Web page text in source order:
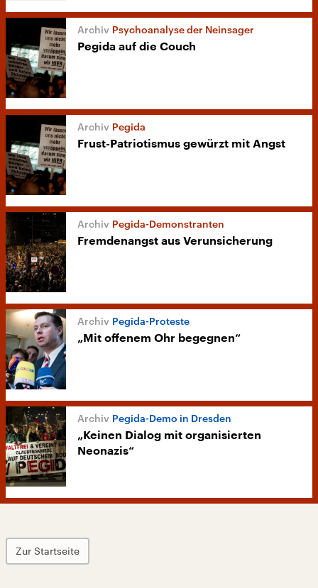
Psychoanalyse der Neinsager
Pegida auf die Couch
Pegida
Frust-Patriotismus gewürzt mit Angst
Pegida-Demonstranten
Fremdenangst aus Verunsicherung
Pegida-Proteste
„Mit offenem Ohr begegnen“
Pegida-Demo in Dresden
„Keinen Dialog mit organisierten
Neonazis“
Zur Startseite